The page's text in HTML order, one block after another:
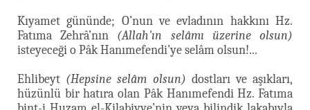
Kıyamet gününde; O’nun ve evladının hakkını Hz.
Fatıma Zehrâ’nın (Allah'ın selâmı üzerine olsun)
isteyeceği o Pâk Hanımefendi’ye selâm olsun!...
Ehlibeyt (Hepsine selâm olsun) dostları ve aşıkları,
hüzünlü bir hatıra olan Pâk Hanımefendi Hz. Fatıma